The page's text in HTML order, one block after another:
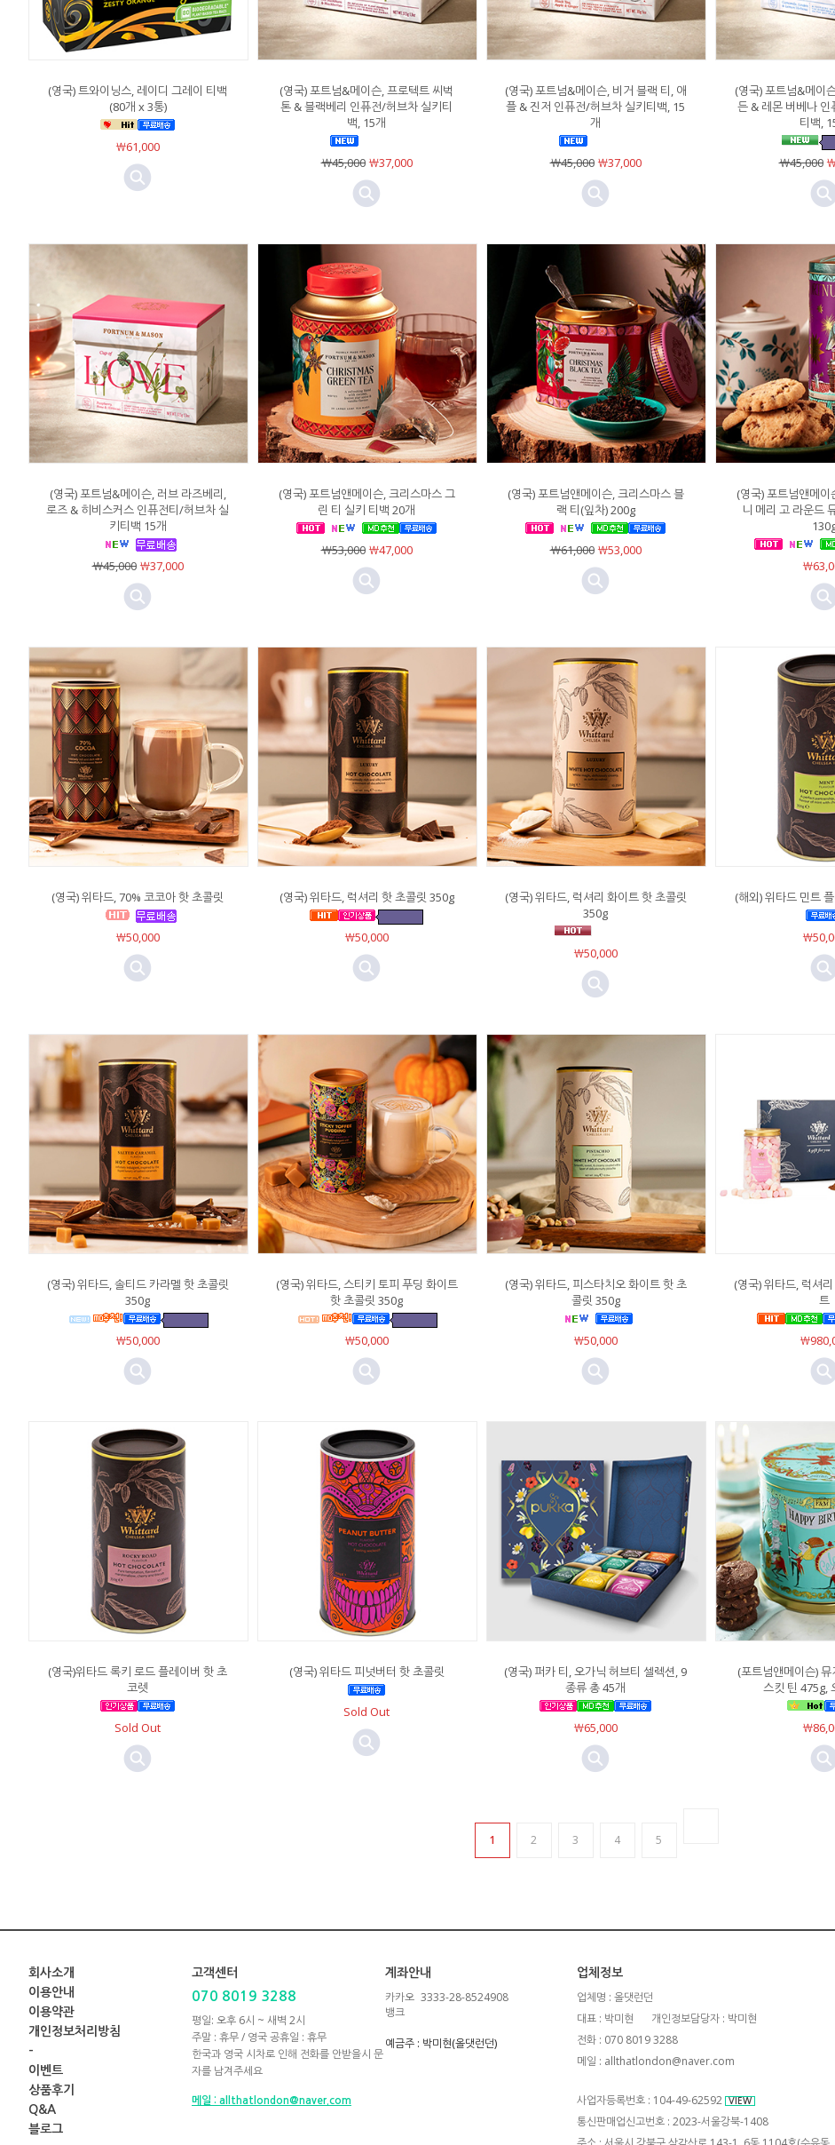
(영국) 트와이닝스, 레이디 그레이 티백
(80개 x 3통)
￦61,000
(영국) 포트넘&메이슨, 프로텍트 씨벅
톤 & 블랙베리 인퓨전/허브차 실키티
백, 15개
￦45,000￦37,000
(영국) 포트넘&메이슨, 비거 블랙 티, 애
플 & 진저 인퓨전/허브차 실키티백, 15
개
￦45,000￦37,000
(영국) 포트넘&메이
든 & 레몬 버베나
티백,
￦45,000
(영국) 포트넘&메이슨, 러브 라즈베리,
로즈 & 히비스커스 인퓨전티/허브차 실
키티백 15개
￦45,000￦37,000
(영국) 포트넘앤메이슨, 크리스마스 그
린 티 실키 티백 20개
￦53,000￦47,000
(영국) 포트넘앤메이슨, 크리스마스 블
랙 티(잎차) 200g
￦61,000￦53,000
(영국) 포트넘앤메이
니 메리 고 라운드
￦
(영국) 위타드, 70% 코코아 핫 초콜릿
￦50,000
(영국) 위타드, 럭셔리 핫 초콜릿 350g
￦50,000
(영국) 위타드, 럭셔리 화이트 핫 초콜릿
350g
￦50,000
(해외) 위타드 민트
￦
(영국) 위타드, 솔티드 카라멜 핫 초콜릿
350g
￦50,000
(영국) 위타드, 스티키 토피 푸딩 화이트
핫 초콜릿 350g
￦50,000
(영국) 위타드, 피스타치오 화이트 핫 초
콜릿 350g
￦50,000
(영국) 위타드, 럭셔
트
￦
(영국)위타드 록키 로드 플레이버 핫 초
코렛
Sold Out
(영국) 위타드 피넛버터 핫 초콜릿
Sold Out
(영국) 퍼카 티, 오가닉 허브티 셀렉션, 9
종류 총 45개
￦65,000
(포트넘앤메이슨)
스킷 틴 475g,
￦
1 2 3 4 5
회사소개
이용안내
이용약관
개인정보처리방침
-
이벤트
상품후기
Q&A
블로그
고객센터
070 8019 3288
평일: 오후 6시 ~ 새벽 2시
주말 : 휴무 / 영국 공휴일 : 휴무
한국과 영국 시차로 인해 전화를 안받을시 문
자를 남겨주세요
메일 : allthatlondon@naver.com
계좌안내
카카오
뱅크
3333-28-8524908
예금주 : 박미현(올댓런던)
업체정보
업체명 : 올댓런던
대표 : 박미현
개인정보담당자 : 박미현
전화 : 070 8019 3288
메일 : allthatlondon@naver.com
사업자등록번호 : 104-49-62592 VIEW
통신판매업신고번호 : 2023-서울강북-1408